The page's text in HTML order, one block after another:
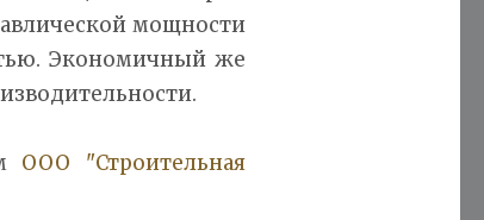
мощности
Экономичный же
ООО "Строительная